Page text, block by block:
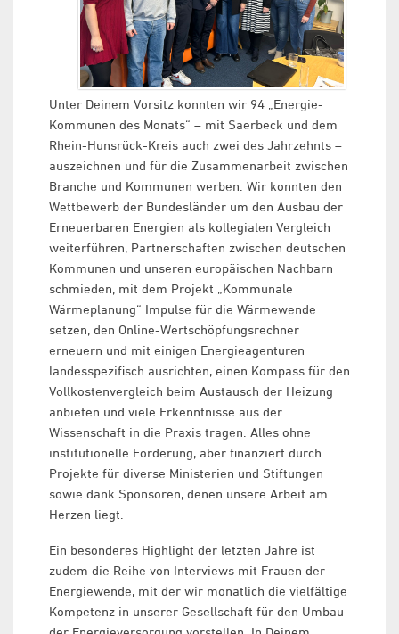
Unter Deinem Vorsitz konnten wir 94 „Energie-
Kommunen des Monats“ – mit Saerbeck und dem
Rhein-Hunsrück-Kreis auch zwei des Jahrzehnts –
auszeichnen und für die Zusammenarbeit zwischen
Branche und Kommunen werben. Wir konnten den
Wettbewerb der Bundesländer um den Ausbau der
Erneuerbaren Energien als kollegialen Vergleich
weiterführen, Partnerschaften zwischen deutschen
Kommunen und unseren europäischen Nachbarn
schmieden, mit dem Projekt „Kommunale
Wärmeplanung“ Impulse für die Wärmewende
setzen, den Online-Wertschöpfungsrechner
erneuern und mit einigen Energieagenturen
landesspezifisch ausrichten, einen Kompass für den
Vollkostenvergleich beim Austausch der Heizung
anbieten und viele Erkenntnisse aus der
Wissenschaft in die Praxis tragen. Alles ohne
institutionelle Förderung, aber finanziert durch
Projekte für diverse Ministerien und Stiftungen
sowie dank Sponsoren, denen unsere Arbeit am
Herzen liegt.
Ein besonderes Highlight der letzten Jahre ist
zudem die Reihe von Interviews mit Frauen der
Energiewende, mit der wir monatlich die vielfältige
Kompetenz in unserer Gesellschaft für den Umbau